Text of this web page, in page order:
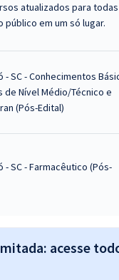
atualizados para
em um só lugar.
SC - Conhecimentos
de Nível Médio/Técnico e
(Pós-Edital)
SC - Farmacêutico (Pós-
acesse